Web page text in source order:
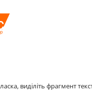
виділіть фрагмент